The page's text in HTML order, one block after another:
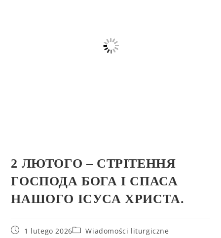
2 ЛЮТОГО – СТРІТЕННЯ
ГОСПОДА БОГА І СПАСА
НАШОГО ІСУСА ХРИСТА.
1 lutego 2026
Wiadomości liturgiczne